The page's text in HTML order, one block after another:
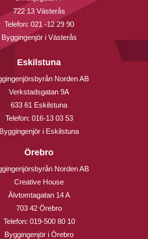
722 13 Västerås
Telefon: 021 -12 29 90
Byggingenjör i Västerås
Eskilstuna
Norden AB
Verkstadsgatan 9A
633 61 Eskilstuna
Telefon: 016-13 03 53
Byggingenjör i Eskilstuna
Örebro
Norden AB
Creative House
Älvtomtagatan 14 A
703 42 Örebro
Telefon: 019-500 80 10
Byggingenjör i Örebro